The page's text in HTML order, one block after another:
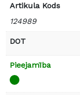
Artikula Kods
124989
DOT
Pieejamība